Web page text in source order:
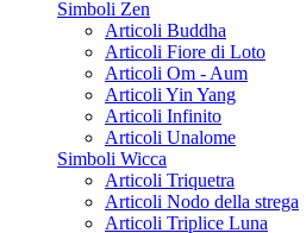
Simboli Zen
Articoli Buddha
Articoli Fiore di Loto
Articoli Om - Aum
Articoli Yin Yang
Articoli Infinito
Articoli Unalome
Simboli Wicca
Articoli Triquetra
Articoli Nodo della strega
Articoli Triplice Luna